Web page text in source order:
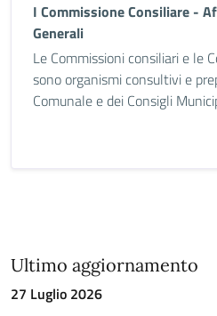
I Commissione Consiliare -
Generali
Le Commissioni consiliari e le
sono organismi consultivi e
Comunale e dei Consigli
Ultimo aggiornamento
27 Luglio 2026